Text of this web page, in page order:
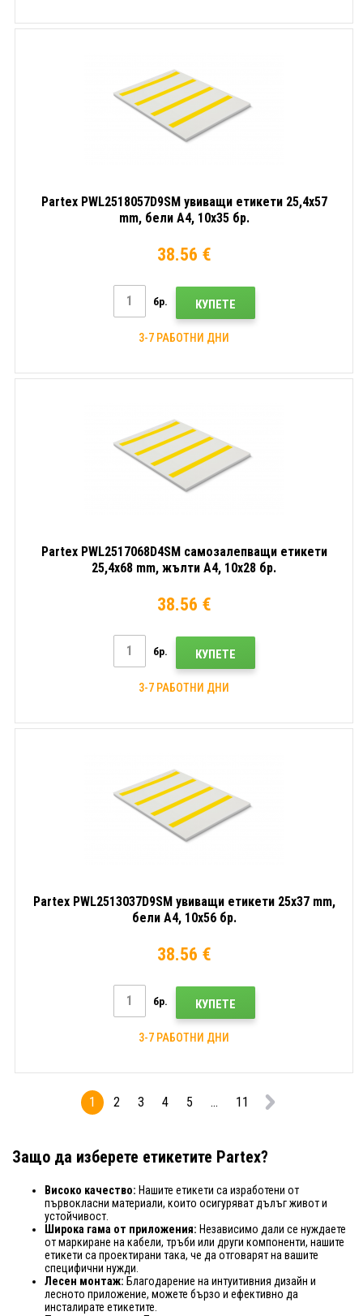
Partex PWL2518057D9SM увиващи етикети 25,4x57
mm, бели A4, 10x35 бр.
38.56 €
бр. КУПЕТЕ
3-7 РАБОТНИ ДНИ
Partex PWL2517068D4SM самозалепващи етикети
25,4x68 mm, жълти A4, 10x28 бр.
38.56 €
бр. КУПЕТЕ
3-7 РАБОТНИ ДНИ
Partex PWL2513037D9SM увиващи етикети 25x37 mm,
бели A4, 10x56 бр.
38.56 €
бр. КУПЕТЕ
3-7 РАБОТНИ ДНИ
1 2 3 4 5 ... 11
Защо да изберете етикетите Partex?
Високо качество: Нашите етикети са изработени от
първокласни материали, които осигуряват дълъг живот и
устойчивост.
Широка гама от приложения: Независимо дали се нуждаете
от маркиране на кабели, тръби или други компоненти, нашите
етикети са проектирани така, че да отговарят на вашите
специфични нужди.
Лесен монтаж: Благодарение на интуитивния дизайн и
лесното приложение, можете бързо и ефективно да
инсталирате етикетите.